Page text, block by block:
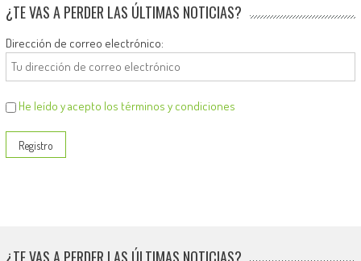
¿TE VAS A PERDER LAS ÚLTIMAS NOTICIAS?
Dirección de correo electrónico:
He leído y acepto los términos y condiciones